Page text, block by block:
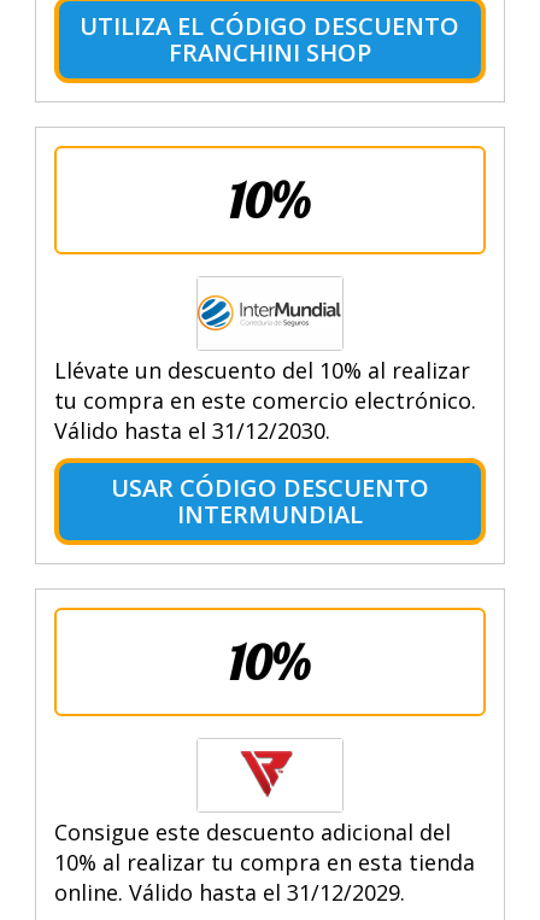
UTILIZA EL CÓDIGO DESCUENTO
FRANCHINI SHOP
10%
Llévate un descuento del 10% al realizar
tu compra en este comercio electrónico.
Válido hasta el 31/12/2030.
USAR CÓDIGO DESCUENTO
INTERMUNDIAL
10%
Consigue este descuento adicional del
10% al realizar tu compra en esta tienda
online. Válido hasta el 31/12/2029.